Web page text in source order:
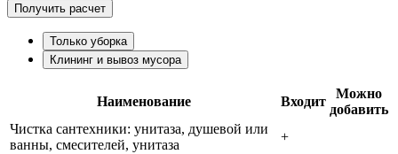
Только уборка
Клининг и вывоз мусора
Наименование Входит
Можно
добавить
Чистка сантехники: унитаза, душевой или
ванны, смесителей, унитаза
+